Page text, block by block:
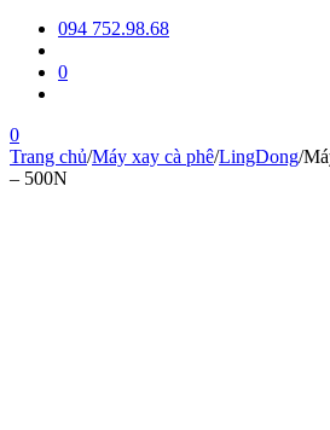
094 752.98.68
0
0
Trang chủ/Máy xay cà phê/LingDong/
– 500N